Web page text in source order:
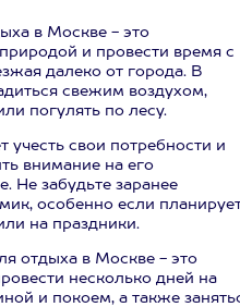
в Москве - это
и провести время с
далеко от города. В
свежим воздухом,
погулять по лесу.
учесть свои потребности и
внимание на его
Не забудьте заранее
особенно если
на праздники.
отдыха в Москве - это
несколько дней на
и покоем, а также